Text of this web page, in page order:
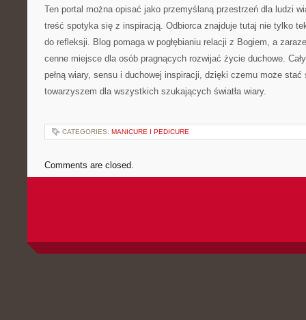
Ten portal można opisać jako przemyślaną przestrzeń dla ludzi
treść spotyka się z inspiracją. Odbiorca znajduje tutaj nie tylko
do refleksji. Blog pomaga w pogłębianiu relacji z Bogiem, a
cenne miejsce dla osób pragnących rozwijać życie duchowe.
pełną wiary, sensu i duchowej inspiracji, dzięki czemu może stać
towarzyszem dla wszystkich szukających światła wiary.
CATEGORIES: MANICURE I PEDICURE
Comments are closed.